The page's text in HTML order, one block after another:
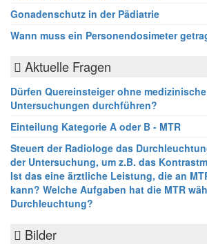
Gonadenschutz in der Pädiatrie
Wann muss ein Personendosimeter
Aktuelle Fragen
Dürfen Quereinsteiger ohne
Untersuchungen durchführen?
Einteilung Kategorie A oder B - MTR
Steuert der Radiologe das
der Untersuchung, um z.B. das
Ist das eine ärztliche Leistung, die an
kann? Welche Aufgaben hat die MTR
Durchleuchtung?
Bilder